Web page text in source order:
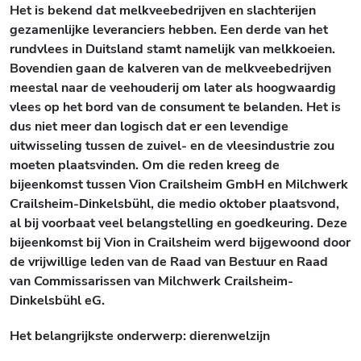
Het is bekend dat melkveebedrijven en slachterijen
gezamenlijke leveranciers hebben. Een derde van het
rundvlees in Duitsland stamt namelijk van melkkoeien.
Bovendien gaan de kalveren van de melkveebedrijven
meestal naar de veehouderij om later als hoogwaardig
vlees op het bord van de consument te belanden. Het is
dus niet meer dan logisch dat er een levendige
uitwisseling tussen de zuivel- en de vleesindustrie zou
moeten plaatsvinden. Om die reden kreeg de
bijeenkomst tussenVionCrailsheim GmbH en Milchwerk
Crailsheim-Dinkelsbühl, die medio oktober plaatsvond,
al bij voorbaat veel belangstelling en goedkeuring. Deze
bijeenkomst bijVion inCrailsheim werd bijgewoond door
de vrijwillige leden van de Raad van Bestuur en Raad
van Commissarissen van MilchwerkCrailsheim-
DinkelsbühleG.
Het belangrijkste onderwerp: dierenwelzijn